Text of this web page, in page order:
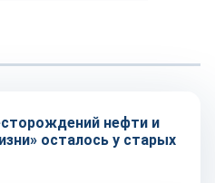
нефти и
осталось у старых